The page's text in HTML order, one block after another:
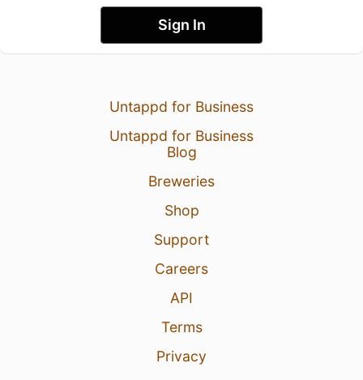
Sign In
Untappd for Business
Untappd for Business
Blog
Breweries
Shop
Support
Careers
API
Terms
Privacy